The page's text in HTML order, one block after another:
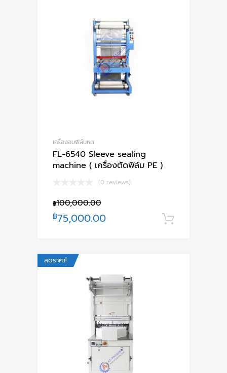
เครื่องอบฟีล์มหด
FL-6540 Sleeve sealing
machine ( เครื่องตัดฟิล์ม PE )
(0 reviews)
฿100,000.00
฿75,000.00
ลดราคา!